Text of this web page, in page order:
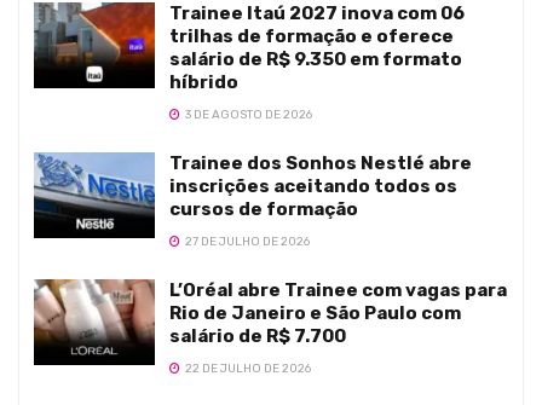
Trainee Itaú 2027 inova com 06
trilhas de formação e oferece
salário de R$ 9.350 em formato
híbrido
3 DE AGOSTO DE 2026
Trainee dos Sonhos Nestlé abre
inscrições aceitando todos os
cursos de formação
27 DE JULHO DE 2026
L’Oréal abre Trainee com vagas para
Rio de Janeiro e São Paulo com
salário de R$ 7.700
22 DE JULHO DE 2026